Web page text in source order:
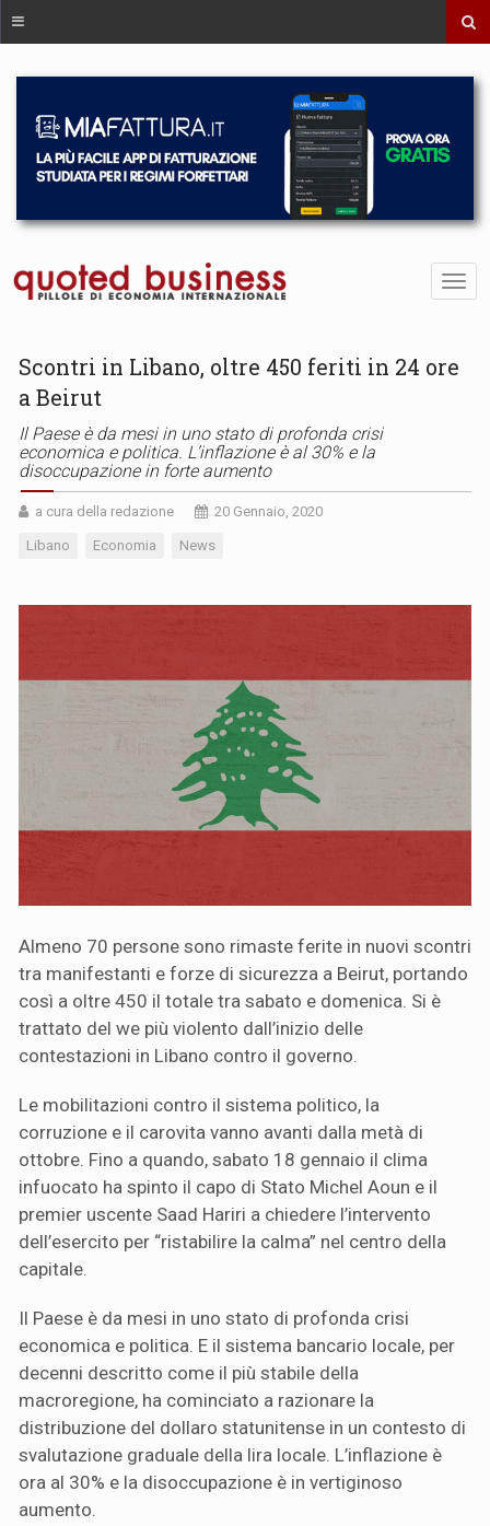
Scontri in Libano, oltre 450 feriti in 24 ore
a Beirut
Il Paese è da mesi in uno stato di profonda crisi
economica e politica. L’inflazione è al 30% e la
disoccupazione in forte aumento
a cura della redazione 20 Gennaio, 2020
Libano Economia News
Almeno 70 persone sono rimaste ferite in nuovi scontri
tra manifestanti e forze di sicurezza a Beirut, portando
così a oltre 450 il totale tra sabato e domenica. Si è
trattato del we più violento dall’inizio delle
contestazioni in Libano contro il governo.
Le mobilitazioni contro il sistema politico, la
corruzione e il carovita vanno avanti dalla metà di
ottobre. Fino a quando, sabato 18 gennaio il clima
infuocato ha spinto il capo di Stato Michel Aoun e il
premier uscente Saad Hariri a chiedere l’intervento
dell’esercito per “ristabilire la calma” nel centro della
capitale.
Il Paese è da mesi in uno stato di profonda crisi
economica e politica. E il sistema bancario locale, per
decenni descritto come il più stabile della
macroregione, ha cominciato a razionare la
distribuzione del dollaro statunitense in un contesto di
svalutazione graduale della lira locale. L’inflazione è
ora al 30% e la disoccupazione è in vertiginoso
aumento.